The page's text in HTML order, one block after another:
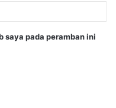
saya pada peramban ini